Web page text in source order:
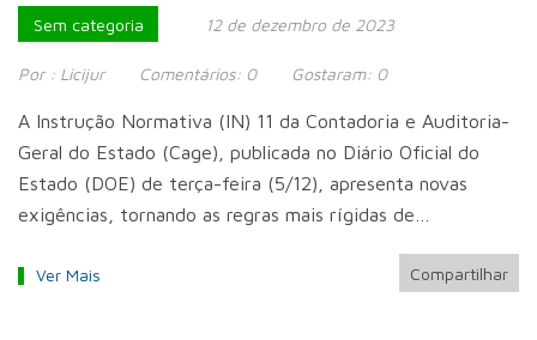
Sem categoria 12 de dezembro de 2023
Por : Licijur Comentários: 0 Gostaram: 0
A Instrução Normativa (IN) 11 da Contadoria e Auditoria-
Geral do Estado (Cage), publicada no Diário Oficial do
Estado (DOE) de terça-feira (5/12), apresenta novas
exigências, tornando as regras mais rígidas de…
Ver Mais Compartilhar